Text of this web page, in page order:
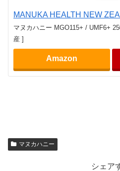
MANUKA HEALTH NEW
マヌカハニー MGO115+ / UMF6+
産 ]
Amazon
マヌカハニー
シェア